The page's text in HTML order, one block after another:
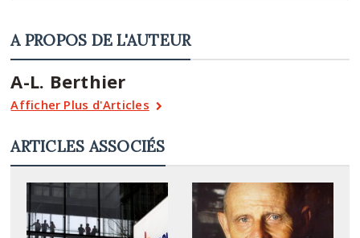
A PROPOS DE L'AUTEUR
A-L. Berthier
Afficher Plus d'Articles
ARTICLES ASSOCIÉS